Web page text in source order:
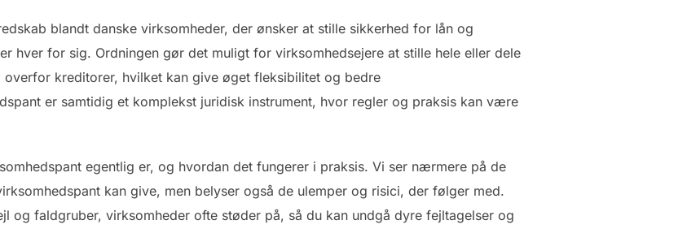
blandt danske virksomheder, der ønsker at stille sikkerhed for lån og
hver for sig. Ordningen gør det muligt for virksomhedsejere at stille hele eller dele
kreditorer, hvilket kan give øget fleksibilitet og bedre
er samtidig et komplekst juridisk instrument, hvor regler og praksis kan være
egentlig er, og hvordan det fungerer i praksis. Vi ser nærmere på de
kan give, men belyser også de ulemper og risici, der følger med.
og faldgruber, virksomheder ofte støder på, så du kan undgå dyre fejltagelser og